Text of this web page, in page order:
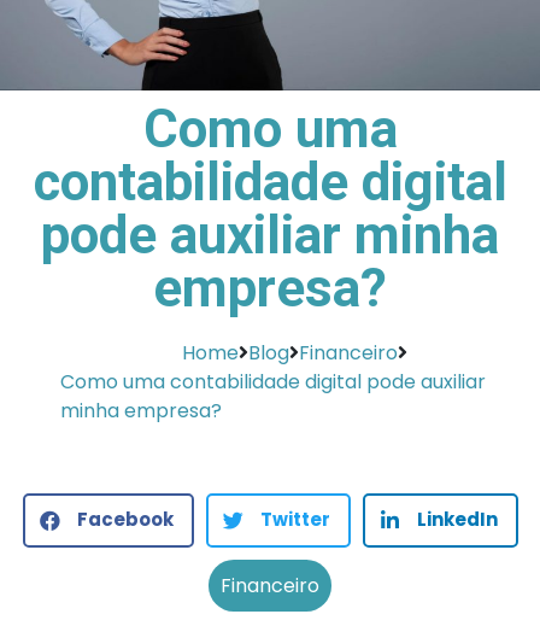
Como uma
contabilidade digital
pode auxiliar minha
empresa?
Home Blog Financeiro
Como uma contabilidade digital pode auxiliar
minha empresa?
Facebook Twitter LinkedIn
Financeiro